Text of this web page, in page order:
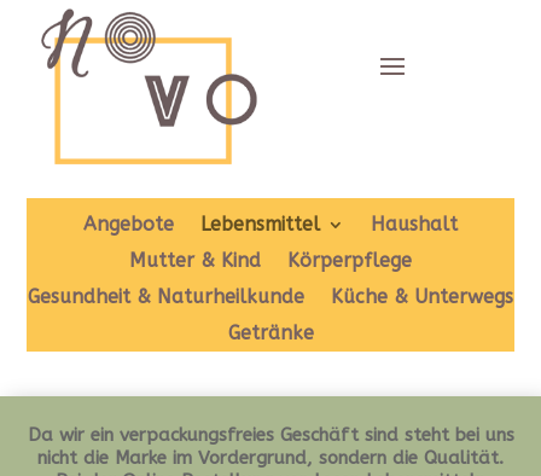
Angebote Lebensmittel
Haushalt
Mutter & Kind
Körperpflege
Gesundheit & Naturheilkunde
Küche & Unterwegs
Getränke
Da wir ein verpackungsfreies Geschäft sind steht bei uns
nicht die Marke im Vordergrund, sondern die Qualität.